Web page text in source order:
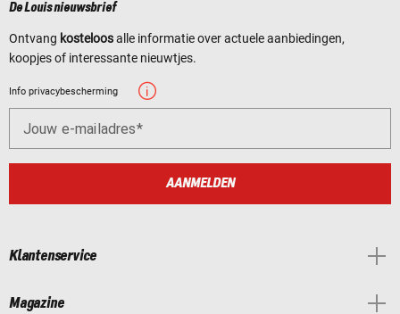
De Louis nieuwsbrief
Ontvang kosteloosalle informatie over actuele aanbiedingen,
koopjes of interessante nieuwtjes.
Info privacybescherming
Jouw e-mailadres
AANMELDEN
Klantenservice
Magazine